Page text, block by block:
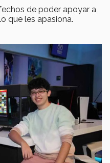
de poder apoyar a
que les apasiona.